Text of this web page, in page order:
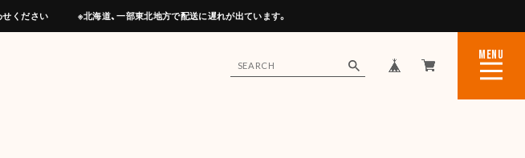
ください ※北海道、一部東北地方で配送に遅れが出ています。
MENU
CLOSE